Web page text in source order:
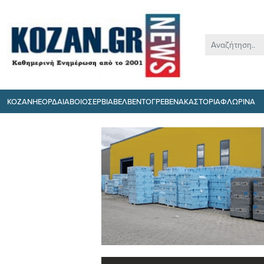
ΚΟΖΑΝΗΕΟΡΔΑΙΑΒΟΙΟΣΕΡΒΙΑΒΕΛΒΕΝΤΟΓΡΕΒΕΝΑΚΑΣΤΟΡΙΑΦΛΩΡΙΝΑ